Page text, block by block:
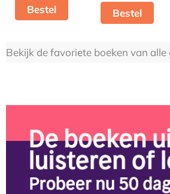
Bestel Bestel
Bekijk de favoriete boeken van alle